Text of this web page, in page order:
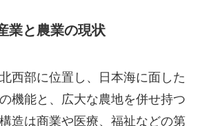
業と農業の現状
西部に位置し、日本海に面した
機能と、広大な農地を併せ持つ
造は商業や医療、福祉などの第